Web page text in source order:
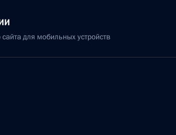
для мобильных устройств